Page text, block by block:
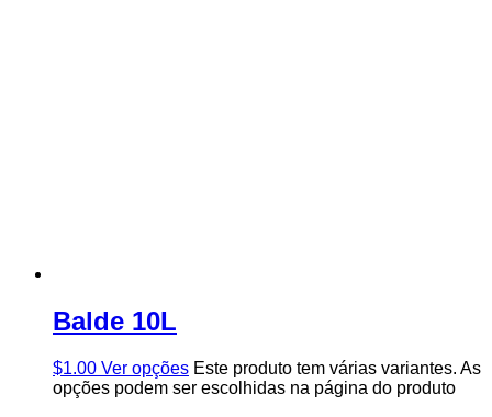
Balde 10L
$1.00 Ver opções Este produto tem várias variantes. As
opções podem ser escolhidas na página do produto